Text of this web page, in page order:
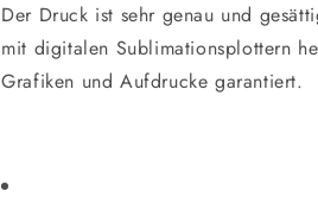
Der Druck ist sehr genau und
mit digitalen Sublimationsplottern
Grafiken und Aufdrucke garantiert.